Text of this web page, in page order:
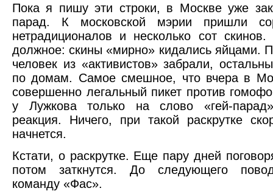
Пока я пишу эти строки, в Москве уже
парад. К московской мэрии пришли
нетрадиционалов и несколько сот
должное: скины «мирно» кидались яйцами.
человек из «активистов» забрали,
по домам. Самое смешное, что вчера в
совершенно легальный пикет против
у Лужкова только на слово «гей-парад»
реакция. Ничего, при такой раскрутке
начнется.
Кстати, о раскрутке. Еще пару дней
потом заткнутся. До следующего
команду «Фас».